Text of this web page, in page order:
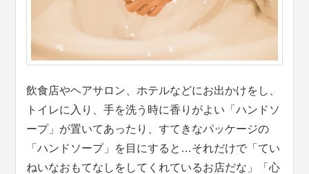
飲食店やヘアサロン、ホテルなどにお出かけをし、
トイレに入り、手を洗う時に香りがよい「ハンドソ
ープ」が置いてあったり、すてきなパッケージの
「ハンドソープ」を目にすると…それだけで「てい
ねいなおもてなしをしてくれているお店だな」「心